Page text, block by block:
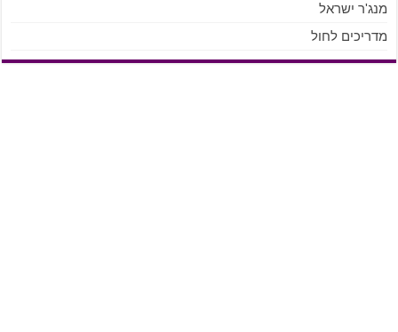
מנג'ר ישראל
מדריכים לחול